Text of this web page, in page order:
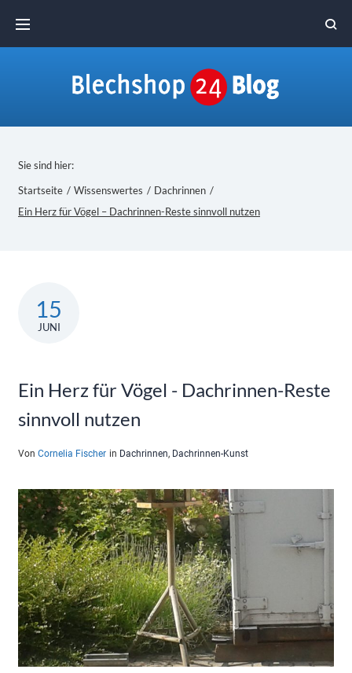
content
Sie sind hier:
Startseite / Wissenswertes / Dachrinnen /
Ein Herz für Vögel – Dachrinnen-Reste sinnvoll nutzen
15
JUNI
Ein Herz für Vögel - Dachrinnen-Reste
sinnvoll nutzen
Von Cornelia Fischer in Dachrinnen, Dachrinnen-Kunst